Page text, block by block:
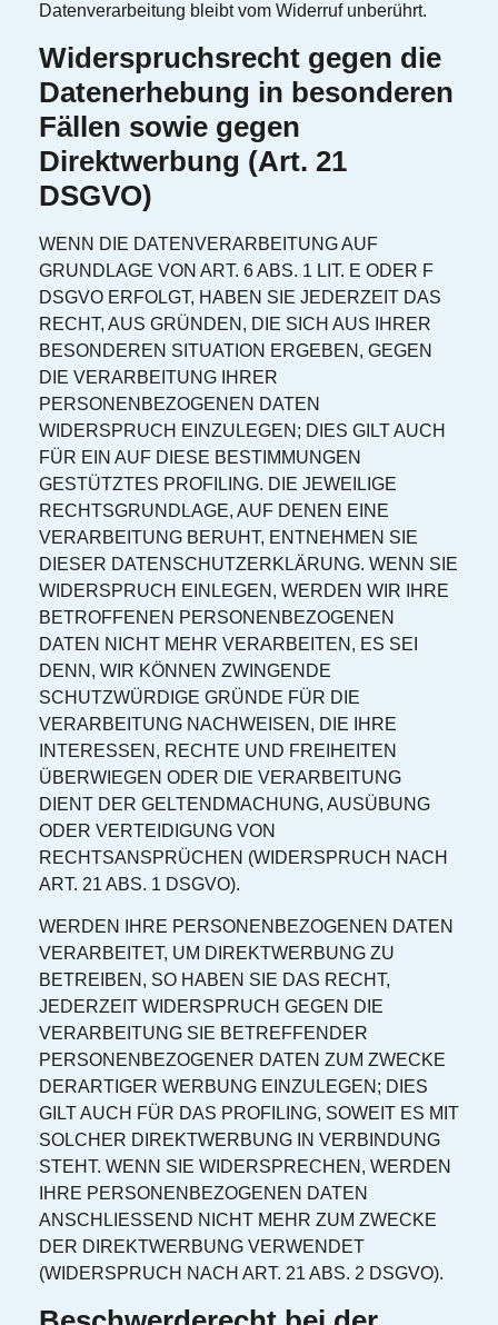
Datenverarbeitung bleibt vom Widerruf unberührt.
Widerspruchsrecht gegen die
Datenerhebung in besonderen
Fällen sowie gegen
Direktwerbung (Art. 21
DSGVO)
WENN DIE DATENVERARBEITUNG AUF
GRUNDLAGE VON ART. 6 ABS. 1 LIT. E ODER F
DSGVO ERFOLGT, HABEN SIE JEDERZEIT DAS
RECHT, AUS GRÜNDEN, DIE SICH AUS IHRER
BESONDEREN SITUATION ERGEBEN, GEGEN
DIE VERARBEITUNG IHRER
PERSONENBEZOGENEN DATEN
WIDERSPRUCH EINZULEGEN; DIES GILT AUCH
FÜR EIN AUF DIESE BESTIMMUNGEN
GESTÜTZTES PROFILING. DIE JEWEILIGE
RECHTSGRUNDLAGE, AUF DENEN EINE
VERARBEITUNG BERUHT, ENTNEHMEN SIE
DIESER DATENSCHUTZERKLÄRUNG. WENN SIE
WIDERSPRUCH EINLEGEN, WERDEN WIR IHRE
BETROFFENEN PERSONENBEZOGENEN
DATEN NICHT MEHR VERARBEITEN, ES SEI
DENN, WIR KÖNNEN ZWINGENDE
SCHUTZWÜRDIGE GRÜNDE FÜR DIE
VERARBEITUNG NACHWEISEN, DIE IHRE
INTERESSEN, RECHTE UND FREIHEITEN
ÜBERWIEGEN ODER DIE VERARBEITUNG
DIENT DER GELTENDMACHUNG, AUSÜBUNG
ODER VERTEIDIGUNG VON
RECHTSANSPRÜCHEN (WIDERSPRUCH NACH
ART. 21 ABS. 1 DSGVO).
WERDEN IHRE PERSONENBEZOGENEN DATEN
VERARBEITET, UM DIREKTWERBUNG ZU
BETREIBEN, SO HABEN SIE DAS RECHT,
JEDERZEIT WIDERSPRUCH GEGEN DIE
VERARBEITUNG SIE BETREFFENDER
PERSONENBEZOGENER DATEN ZUM ZWECKE
DERARTIGER WERBUNG EINZULEGEN; DIES
GILT AUCH FÜR DAS PROFILING, SOWEIT ES MIT
SOLCHER DIREKTWERBUNG IN VERBINDUNG
STEHT. WENN SIE WIDERSPRECHEN, WERDEN
IHRE PERSONENBEZOGENEN DATEN
ANSCHLIESSEND NICHT MEHR ZUM ZWECKE
DER DIREKTWERBUNG VERWENDET
(WIDERSPRUCH NACH ART. 21 ABS. 2 DSGVO).